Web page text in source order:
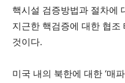
핵시설 검증방법과 절차에
지근한 핵검증에 대한 협
것이다.
미국 내의 북한에 대한 ‘매